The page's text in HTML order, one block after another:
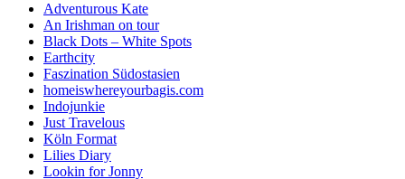
Adventurous Kate
An Irishman on tour
Black Dots – White Spots
Earthcity
Faszination Südostasien
homeiswhereyourbagis.com
Indojunkie
Just Travelous
Köln Format
Lilies Diary
Lookin for Jonny